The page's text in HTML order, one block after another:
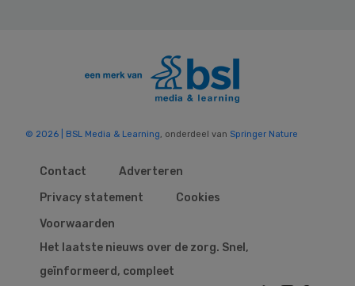
© 2026 | BSL Media & Learning, onderdeel van Springer Nature
Contact
Adverteren
Privacy statement
Cookies
Voorwaarden
Het laatste nieuws over de zorg. Snel,
geïnformeerd, compleet